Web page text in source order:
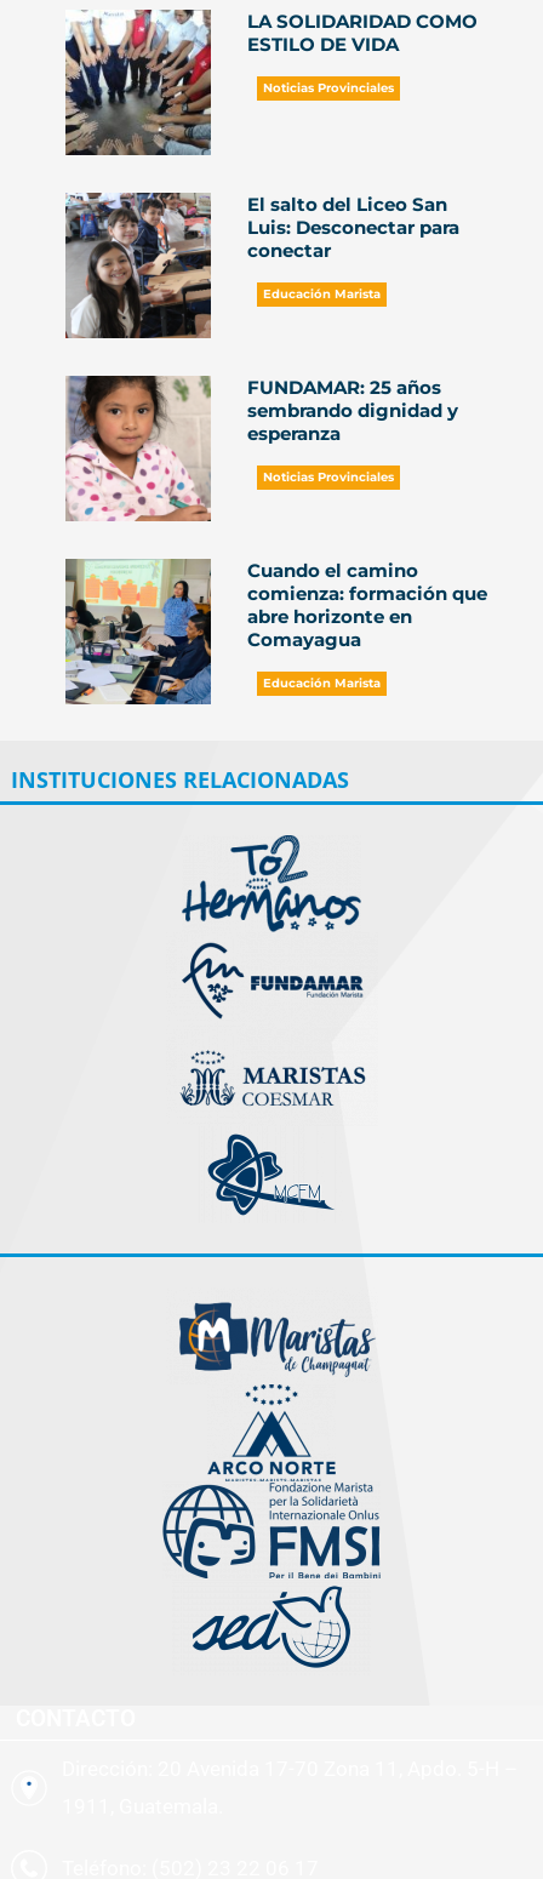
LA SOLIDARIDAD COMO
ESTILO DE VIDA
Noticias Provinciales
El salto del Liceo San
Luis: Desconectar para
conectar
Educación Marista
FUNDAMAR: 25 años
sembrando dignidad y
esperanza
Noticias Provinciales
Cuando el camino
comienza: formación que
abre horizonte en
Comayagua
Educación Marista
INSTITUCIONES RELACIONADAS